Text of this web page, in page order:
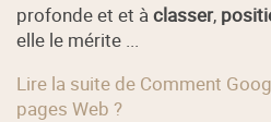
profonde et et àclasser,
elle le mérite ...
Lire la suite de Comment
pages Web ?